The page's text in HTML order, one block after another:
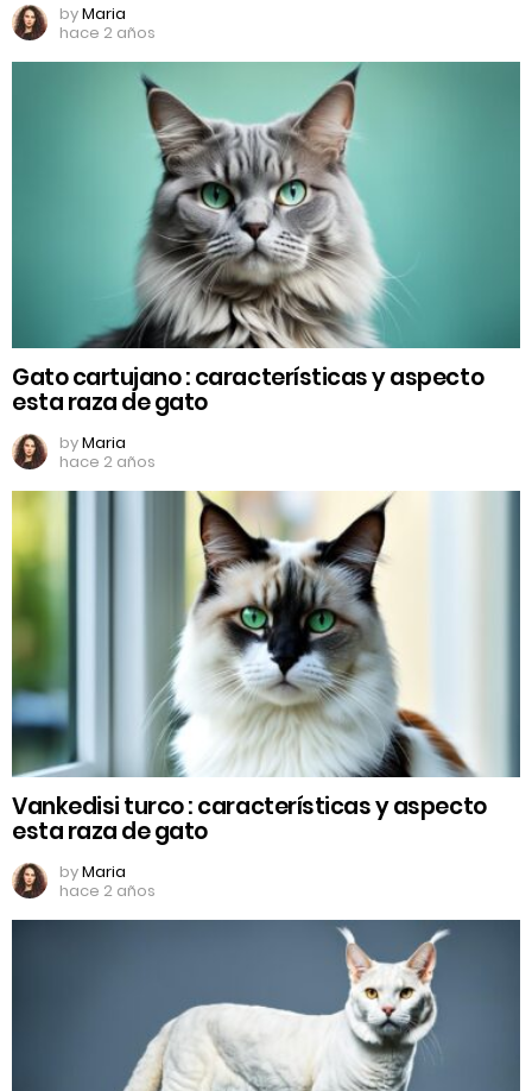
byMaria
hace 2 años
Gato cartujano : características y aspecto
esta raza de gato
byMaria
hace 2 años
Vankedisi turco : características y aspecto
esta raza de gato
byMaria
hace 2 años